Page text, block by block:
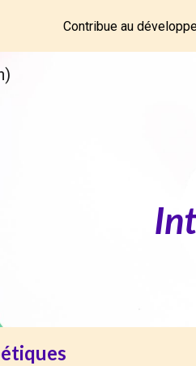
Skip to main content
Contribue au